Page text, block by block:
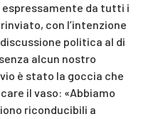
da tutti i
con l’intenzione
politica al di
alcun nostro
è stato la goccia che
il vaso: «Abbiamo
riconducibili a